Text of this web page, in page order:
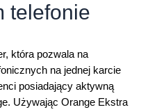
telefonie
która pozwala na
na jednej karcie
posiadający aktywną
Używając Orange Ekstra